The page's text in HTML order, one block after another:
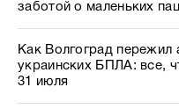
заботой о маленьких
Как Волгоград пережил
украинских БПЛА: все,
31 июля